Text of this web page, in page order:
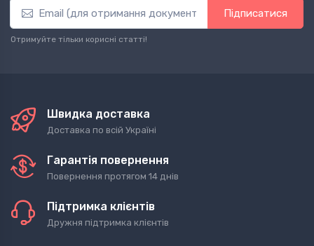
Підписатися
Отримуйте тільки корисні статті!
Швидка доставка
Доставка по всій Україні
Гарантія повернення
Повернення протягом 14 днів
Підтримка клієнтів
Дружня підтримка клієнтів